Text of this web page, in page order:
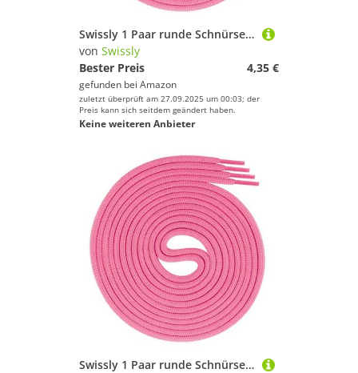
Swissly 1 Paar runde Schnürsenkel, Rundsenkel für Business- und Lederschuhe, reißfester Allroundsenkel, ø 3mm Farbe neonpink Länge 130cm
von Swissly
Bester Preis
4,35 €
gefunden bei Amazon
zuletzt überprüft am 27.09.2025 um 00:03; der
Preis kann sich seitdem geändert haben.
Keine weiteren Anbieter
Swissly 1 Paar runde Schnürsenkel, Rundsenkel für Business- und Lederschuhe, reißfester Allroundsenkel, ø 3mm Farbe neonpink Länge 60cm